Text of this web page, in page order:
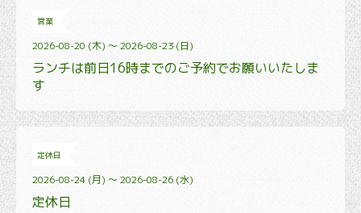
営業
2026-08-20 (木) ～ 2026-08-23 (日)
ランチは前日16時までのご予約でお願いいたしま
す
定休日
2026-08-24 (月) ～ 2026-08-26 (水)
定休日